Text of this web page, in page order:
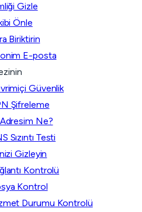
Gizle
Önle
Biriktirin
E-posta
Güvenlik
Şifreleme
Ne?
Sızıntı Testi
Gizleyin
Kontrolü
Kontrol
Durumu Kontrolü